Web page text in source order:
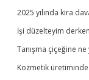
2025 yılında kira
İşi düzelteyim
Tanışma çiçeğine ne
Kozmetik üretiminde